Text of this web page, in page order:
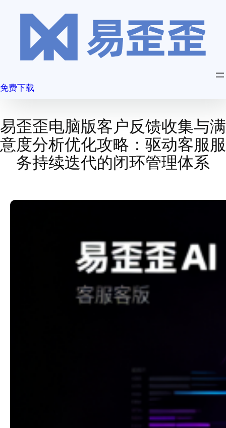
免费下载
易歪歪电脑版客户反馈收集与满
意度分析优化攻略：驱动客服服
务持续迭代的闭环管理体系